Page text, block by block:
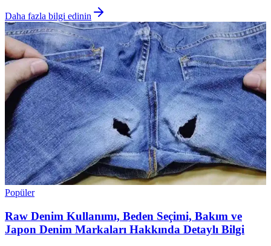
Daha fazla bilgi edinin
Popüler
Raw Denim Kullanımı, Beden Seçimi, Bakım ve
Japon Denim Markaları Hakkında Detaylı Bilgi